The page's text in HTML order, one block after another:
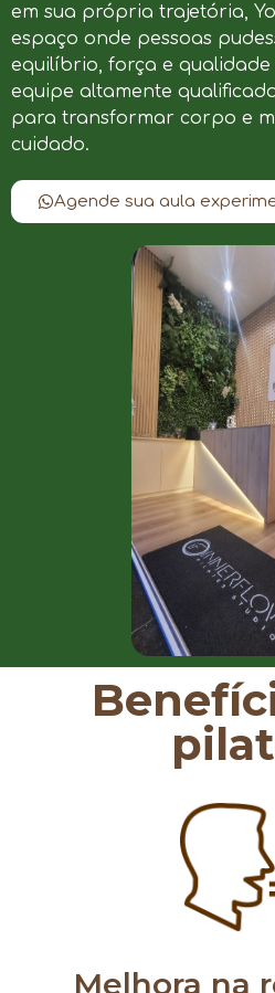
em sua própria trajetória,
espaço onde pessoas
equilíbrio, força e qualidade
equipe altamente
para transformar corpo e
cuidado.
Agende sua aula
Melhora na